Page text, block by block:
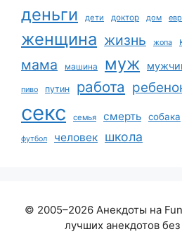
деньги дети доктор дом
женщина жизнь жопа
мама машина муж
пиво путин работа
секс семья смерть собака
футбол человек школа
© 2005–2026 Анекдоты на
лучших анекдотов